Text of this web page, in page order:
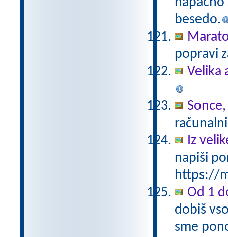
besedo.
popravi
Velika
Iz
napiši
https://
Od 1
dobiš
sme